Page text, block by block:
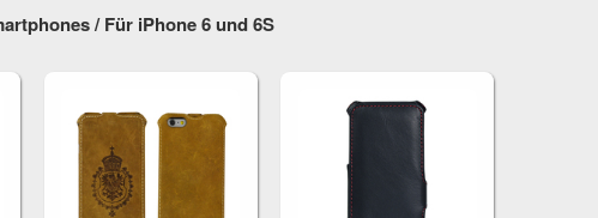
/ Für iPhone 6 und 6S